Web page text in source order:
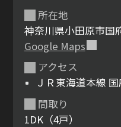
シャーメゾンとは
シ
ン
所在地
神奈川県小田原市国
Google Maps
アクセス
ＪＲ東海道本線
間取り
1DK（4戸）